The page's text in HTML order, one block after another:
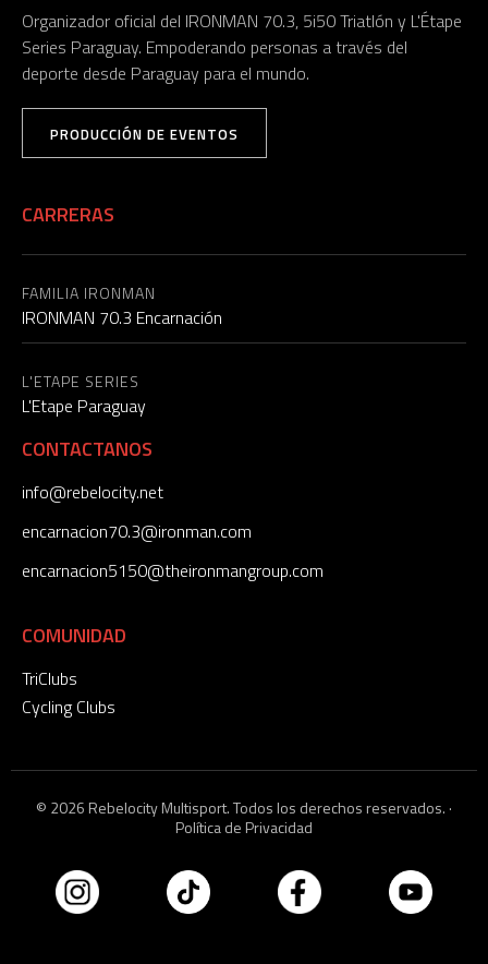
Organizador oficial del IRONMAN 70.3, 5i50 Triatlón y L'Étape
Series Paraguay. Empoderando personas a través del
deporte desde Paraguay para el mundo.
PRODUCCIÓN DE EVENTOS
CARRERAS
FAMILIA IRONMAN
IRONMAN 70.3 Encarnación
L'ETAPE SERIES
L'Etape Paraguay
CONTACTANOS
info@rebelocity.net
encarnacion70.3@ironman.com
encarnacion5150@theironmangroup.com
COMUNIDAD
TriClubs
Cycling Clubs
© 2026 Rebelocity Multisport. Todos los derechos reservados. ·
Política de Privacidad